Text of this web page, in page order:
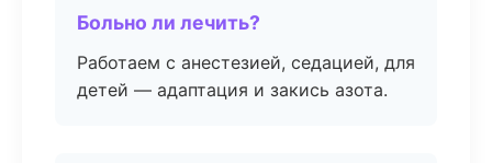
Больно ли лечить?
Работаем с анестезией, седацией, для
детей — адаптация и закись азота.